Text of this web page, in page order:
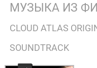
МУЗЫКА ИЗ
CLOUD ATLAS
SOUNDTRACK